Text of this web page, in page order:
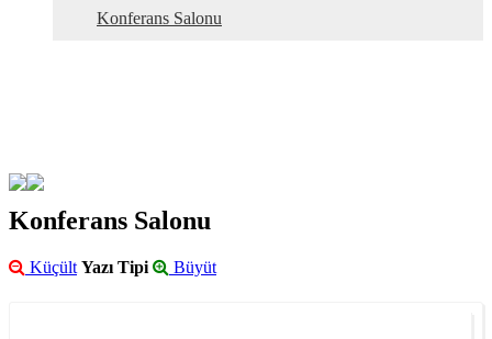
Konferans Salonu
Konferans Salonu
Küçült Yazı Tipi Büyüt